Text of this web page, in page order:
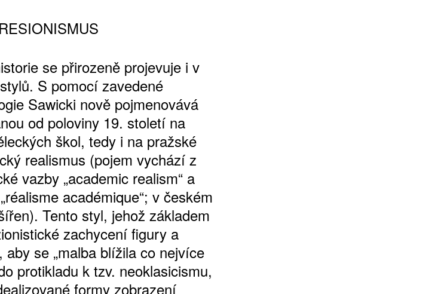
se přirozeně projevuje i v
S pomocí zavedené
Sawicki nově pojmenovává
od poloviny 19. století na
škol, tedy i na pražské
realismus (pojem vychází z
vazby „academic realism“ a
académique“; v českém
Tento styl, jehož základem
zachycení figury a
se „malba blížila co nejvíce
protikladu k tzv. neoklasicismu,
formy zobrazení